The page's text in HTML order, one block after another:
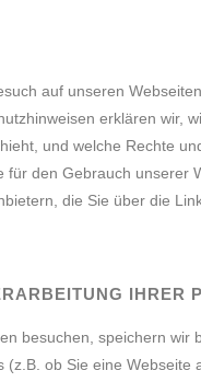
auf unseren
erklären wir,
und welche Rechte
für den Gebrauch unserer
die Sie über die
IHRER
besuchen, speichern
(z.B. ob Sie eine